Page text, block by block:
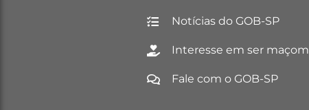
Notícias do GOB-SP
Interesse em ser maçom
Fale com o GOB-SP